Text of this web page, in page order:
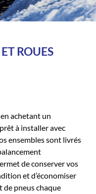
ROUES
achetant un
à installer avec
ensembles sont livrés
de conserver vos
et d’économiser
de pneus chaque